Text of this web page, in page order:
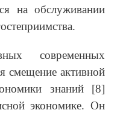
на обслуживании
современных
смещение активной
знаний [8]
экономике. Он